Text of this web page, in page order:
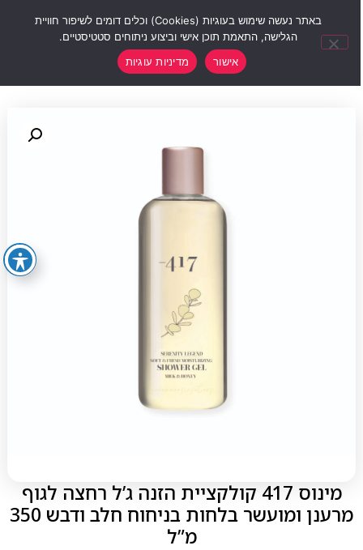
מינוס 417 קולקציית הזנה ג’ל רחצה לגוף
מרענן ומועשר בלחות בניחוח חלב ודבש 350
מ”ל
באתר נעשה שימוש בעוגיות (Cookies) וכלים דומים לשיפור חוויית
הגלישה, התאמת תוכן אישי וביצוע ניתוחים סטטיסטיים.
אישור
מדיניות עוגיות